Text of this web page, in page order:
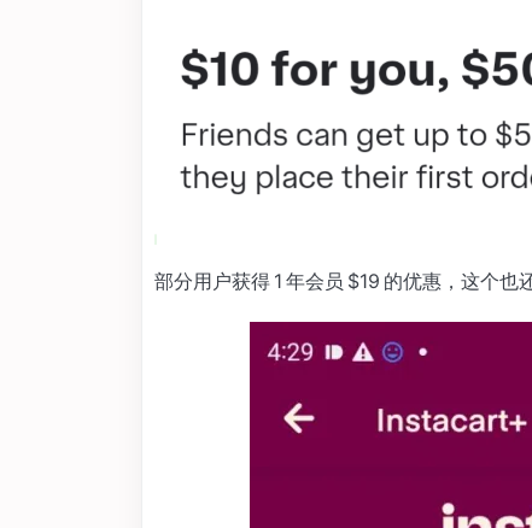
部分用户获得 1 年会员 $19 的优惠，这个也